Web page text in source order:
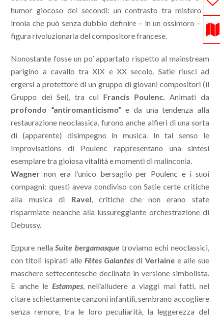
humor giocoso dei secondi: un contrasto tra mistero e
ironia che può senza dubbio definire – in un ossimoro – la
figura rivoluzionaria del compositore francese.
Nonostante fosse un po’ appartato rispetto al mainstream
parigino a cavallo tra XIX e XX secolo, Satie riuscì ad
ergersi a protettore di un gruppo di giovani compositori (il
Gruppo dei Sei), tra cui Francis Poulenc. Animati da
profondo “antiromanticismo” e da una tendenza alla
restaurazione neoclassica, furono anche alfieri di una sorta
di (apparente) disimpegno in musica. In tal senso le
Improvisations di Poulenc rappresentano una sintesi
esemplare tra gioiosa vitalità e momenti di malinconia.
Wagner non era l’unico bersaglio per Poulenc e i suoi
compagni: questi aveva condiviso con Satie certe critiche
alla musica di Ravel, critiche che non erano state
risparmiate neanche alla lussureggiante orchestrazione di
Debussy.
Eppure nella Suite bergamasque troviamo echi neoclassici,
con titoli ispirati alleFêtes Galantes di Verlainee alle sue
maschere settecentesche declinate in versione simbolista.
E anche le Estampes, nell’alludere a viaggi mai fatti, nel
citare schiettamente canzoni infantili, sembrano accogliere
senza remore, tra le loro peculiarità, la leggerezza del